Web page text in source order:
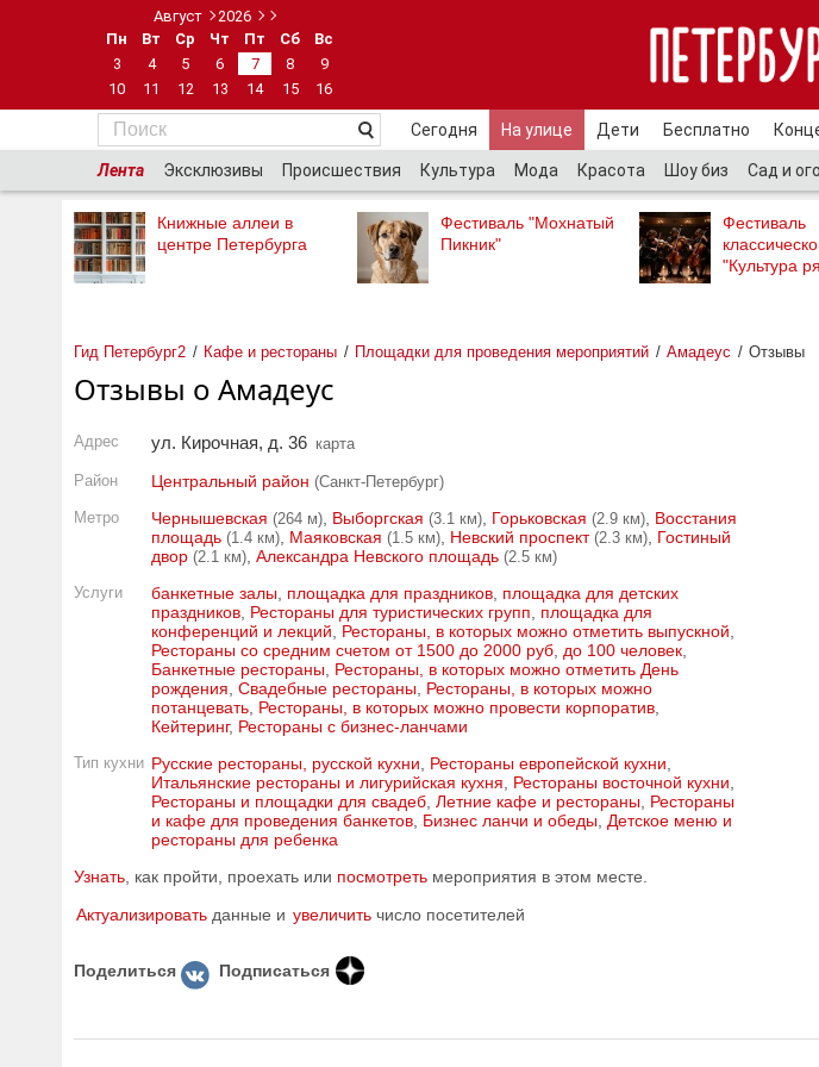
Август
2026
Пн
Вт Ср Чт Пт Сб
Вс
3
4 5 6 7 8
9
10
11 12 13 14 15 16
Сегодня На улице Дети Бесплатно
Лента Эксклюзивы Происшествия Культура Мода Красота Шоу биз Сад и
Книжные аллеи в
центре Петербурга
Фестиваль "Мохнатый
Пикник"
Фестиваль
"Культура
Гид Петербург2 Кафе и рестораны Площадки для проведения мероприятий Амадеус Отзывы
Отзывы о Амадеус
Адрес ул. Кирочная, д. 36 карта
Район Центральный район (Санкт-Петербург)
Метро
Чернышевская (264 м) Выборгская (3.1 км) Горьковская (2.9 км) Восстания
площадь (1.4 км) Маяковская (1.5 км) Невский проспект (2.3 км) Гостиный
двор (2.1 км) Александра Невского площадь (2.5 км)
Услуги
банкетные залы площадка для праздников площадка для детских
праздников Рестораны для туристических групп
площадка для
конференций и лекций
Рестораны, в которых можно отметить выпускной
Рестораны со средним счетом от 1500 до 2000 руб до 100 человек
Банкетные рестораны
Рестораны, в которых можно отметить День
рождения Свадебные рестораны
Рестораны, в которых можно
потанцевать Рестораны, в которых можно провести корпоратив
Кейтеринг, Рестораны с бизнес-ланчами
Тип кухни Русские рестораны, русской кухни Рестораны европейской кухни
Итальянские рестораны и лигурийская кухня
Рестораны восточной кухни
Рестораны и площадки для свадеб Летние кафе и рестораны
Рестораны
и кафе для проведения банкетов Бизнес ланчи и обеды
Детское меню и
рестораны для ребенка
Узнать , как пройти, проехать или посмотреть мероприятия в этом месте.
Актуализировать данные и увеличить число посетителей
Поделиться Подписаться